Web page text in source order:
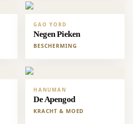
GAO YORD
Negen Pieken
BESCHERMING
HANUMAN
De Apengod
KRACHT & MOED